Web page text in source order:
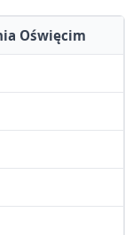
Oświęcim